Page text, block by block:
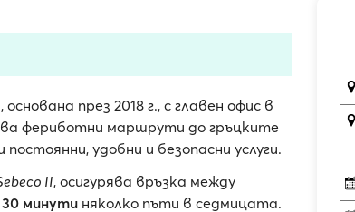
през 2018 г., с главен офис в
фериботни маршрути до гръцките
удобни и безопасни услуги.
II, осигурява връзка между
30 минути няколко пъти в седмицата.